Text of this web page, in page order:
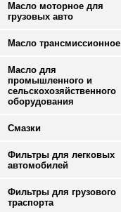
Масло моторное для
грузовых авто
Масло трансмиссионное
Масло для
промышленного и
сельскохозяйственного
оборудования
Смазки
Фильтры для легковых
автомобилей
Фильтры для грузового
траспорта